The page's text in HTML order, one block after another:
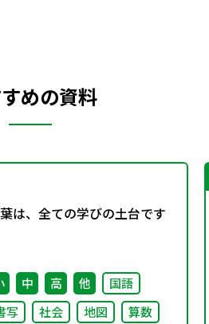
めの資料
は、全ての学びの土台です
中 高 他
国語
写
社会 地図 算数